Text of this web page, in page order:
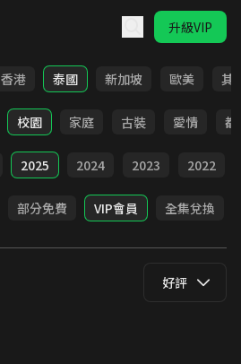
升級VIP
香港 泰國 新加坡 歐美 其
校園 家庭 古裝 愛情 都
2025 2024 2023 2022
部分免費 VIP會員 全集兌換
好評